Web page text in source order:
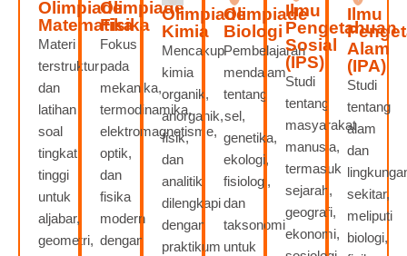
Olimpiade
Matematika
Materi
terstruktur
dan
latihan
soal
tingkat
tinggi
untuk
aljabar,
geometri,
Olimpiade
Fisika
Fokus
pada
mekanika,
termodinamika,
elektromagnetisme,
optik,
dan
fisika
modern
dengan
Olimpiade
Kimia
Mencakup
kimia
organik,
anorganik,
fisik,
dan
analitik,
dilengkapi
dengan
praktikum
Olimpiade
Biologi
Pembelajaran
mendalam
tentang
sel,
genetika,
ekologi,
fisiologi,
dan
taksonomi
untuk
Ilmu
Pengetahuan
Sosial
(IPS)
Studi
tentang
masyarakat
manusia,
termasuk
sejarah,
geografi,
ekonomi,
Ilmu
Alam
(IPA)
Studi
tentang
alam
dan
sekitar,
meliputi
biologi,